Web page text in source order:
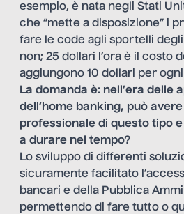
esempio, è nata negli Stati
che “mette a disposizione” i
fare le code agli sportelli
non; 25 dollari l’ora è il costo
aggiungono 10 dollari per ogni
La domanda è: nell’era delle
dell’home banking, può
professionale di questo tipo
a durare nel tempo?
Lo sviluppo di differenti
sicuramente facilitato
bancari e della Pubblica
permettendo di fare tutto o